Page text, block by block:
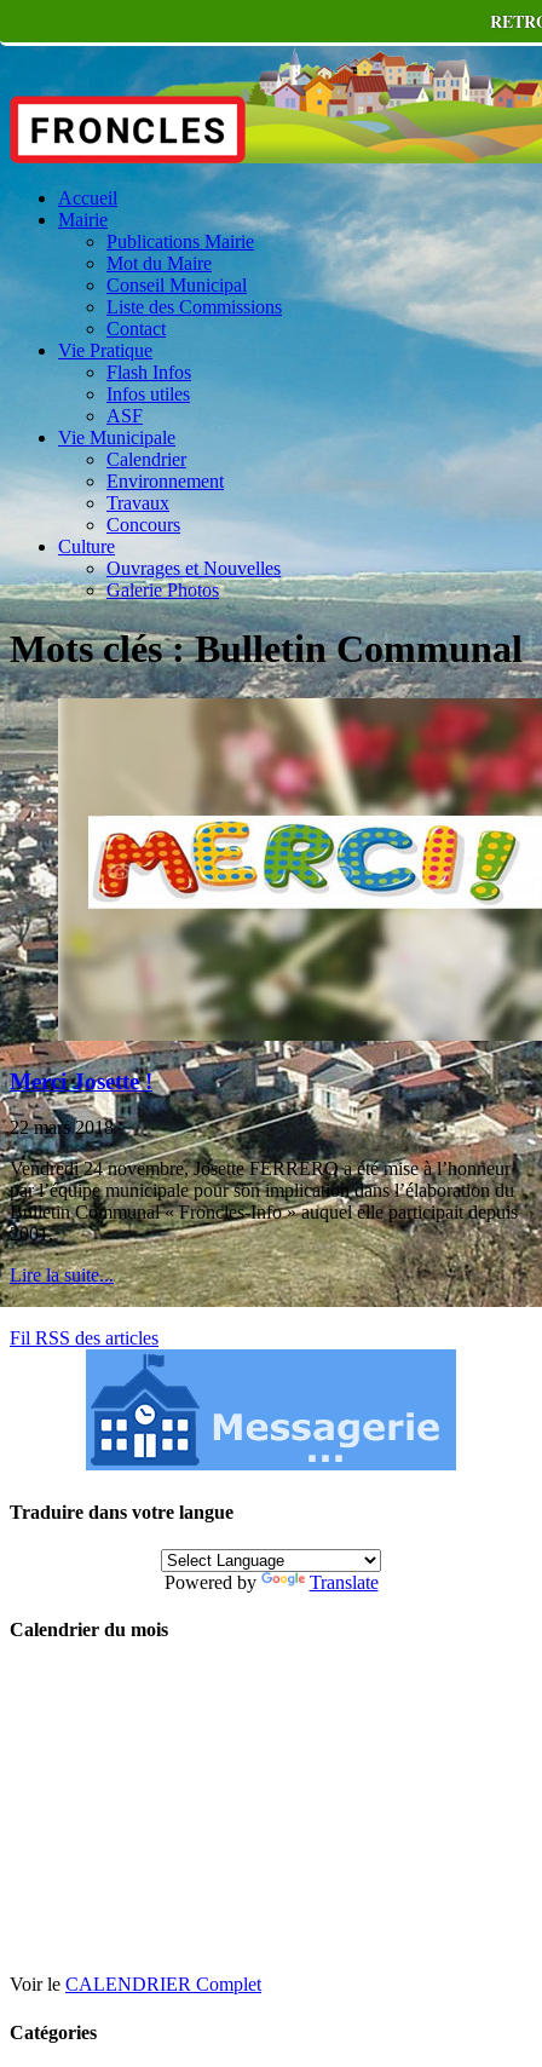
Accueil
Mairie
Publications Mairie
Mot du Maire
Conseil Municipal
Liste des Commissions
Contact
Vie Pratique
Flash Infos
Infos utiles
ASF
Vie Municipale
Calendrier
Environnement
Travaux
Concours
Culture
Ouvrages et Nouvelles
Galerie Photos
Mots clés : Bulletin Communal
Merci Josette !
22 mars 2018
Vendredi 24 novembre, Josette FERRERO a été mise à l’honneur
par l’équipe municipale pour son implication dans l’élaboration du
Bulletin Communal « Froncles-Info » auquel elle participait depuis
2001.
Lire la suite...
Fil RSS des articles
Traduire dans votre langue
Powered by Translate
Calendrier du mois
Voir le CALENDRIER Complet
Catégories